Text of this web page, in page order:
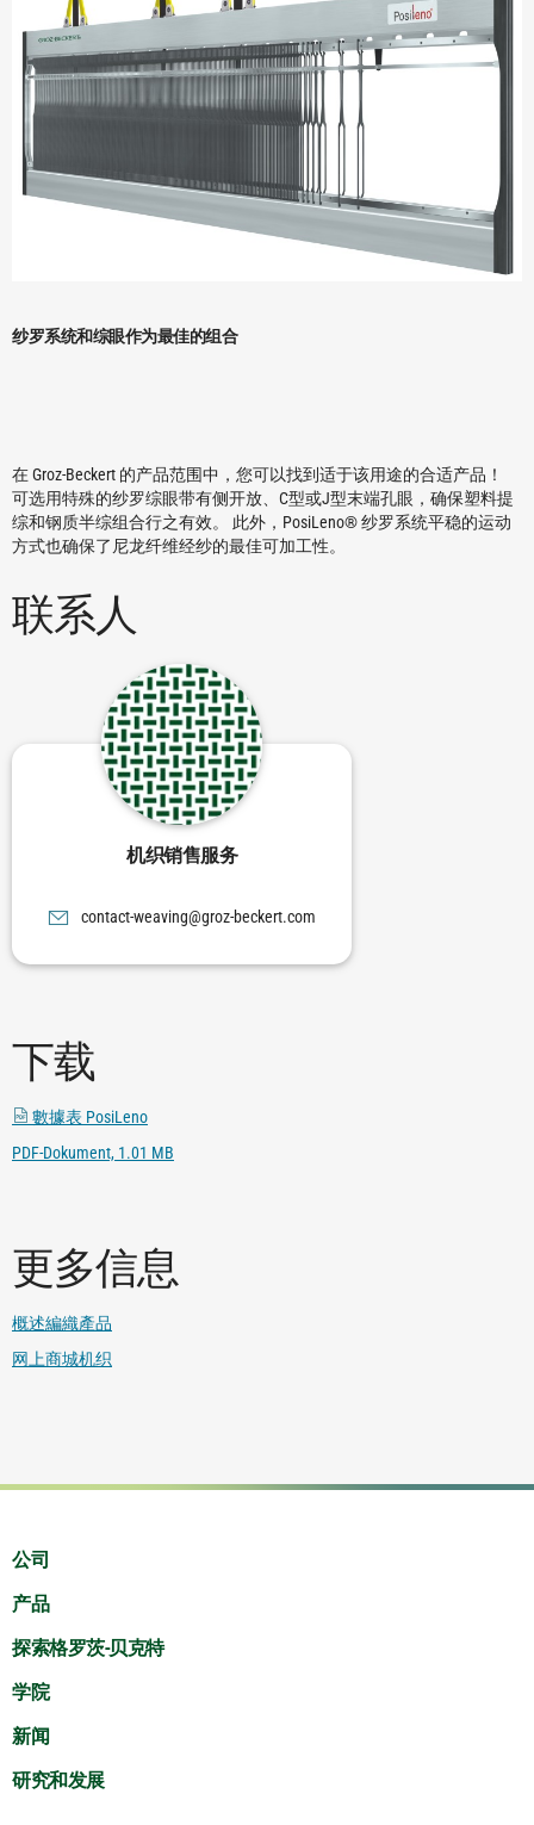
纱罗系统和综眼作为最佳的组合
在 Groz-Beckert 的产品范围中，您可以找到适于该用途的合适产品！
可选用特殊的纱罗综眼带有侧开放、C型或J型末端孔眼，确保塑料提
综和钢质半综组合行之有效。 此外，PosiLeno® 纱罗系统平稳的运动
方式也确保了尼龙纤维经纱的最佳可加工性。
联系人
机织销售服务
moc.trekceb-zorg@gnivaew-tcatnoc
下载
數據表 PosiLeno
PDF-Dokument, 1.01 MB
更多信息
概述編織產品
网上商城机织
公司
产品
探索格罗茨-贝克特
学院
新闻
研究和发展